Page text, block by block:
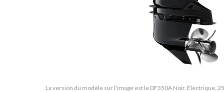
La version du modèle sur l'image est le DF350A Noir, Électrique,